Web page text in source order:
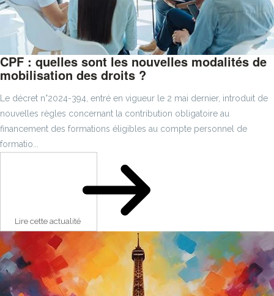
CPF : quelles sont les nouvelles modalités de
mobilisation des droits ?
Le décret n°2024-394, entré en vigueur le 2 mai dernier, introduit de
nouvelles règles concernant la contribution obligatoire au
financement des formations éligibles au compte personnel de
formatio...
Lire cette actualité